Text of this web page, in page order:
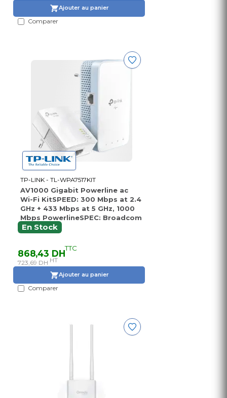
Ajouter au panier
Comparer
TP-LINK - TL-WPA7517KIT
AV1000 Gigabit Powerline ac
Wi-Fi KitSPEED: 300 Mbps at 2.4
GHz + 433 Mbps at 5 GHz, 1000
Mbps PowerlineSPEC: Broadcom
CPU, HomePlug AV2, 1× Gigabit
PortFEATURE: Plug and Play,
tpPLC Utility, tpPLC APP, One-
Touch Wi-Fi Configuration,
Auto-Sync Wi-Fi
En Stock
868,43 DHTTC
723,69 DH HT
Ajouter au panier
Comparer